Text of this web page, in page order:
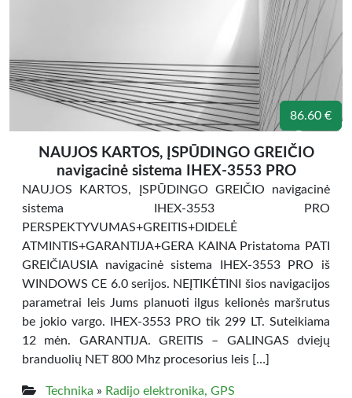
86.60 €
NAUJOS KARTOS, ĮSPŪDINGO GREIČIO
navigacinė sistema IHEX-3553 PRO
NAUJOS KARTOS, ĮSPŪDINGO GREIČIO navigacinė
sistema IHEX-3553 PRO
PERSPEKTYVUMAS+GREITIS+DIDELĖ
ATMINTIS+GARANTIJA+GERA KAINA Pristatoma PATI
GREIČIAUSIA navigacinė sistema IHEX-3553 PRO iš
WINDOWS CE 6.0 serijos. NEĮTIKĖTINI šios navigacijos
parametrai leis Jums planuoti ilgus kelionės maršrutus
be jokio vargo. IHEX-3553 PRO tik 299 LT. Suteikiama
12 mėn. GARANTIJA. GREITIS – GALINGAS dviejų
branduolių NET 800 Mhz procesorius leis […]
Technika » Radijo elektronika, GPS